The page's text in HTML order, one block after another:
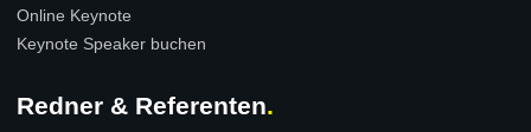
Online Keynote
Keynote Speaker buchen
Redner & Referenten